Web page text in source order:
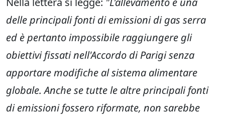
delle principali fonti di emissioni di gas serra
ed è pertanto impossibile raggiungere gli
obiettivi fissati nell'Accordo di Parigi senza
apportare modifiche al sistema alimentare
globale. Anche se tutte le altre principali fonti
di emissioni fossero riformate, non sarebbe